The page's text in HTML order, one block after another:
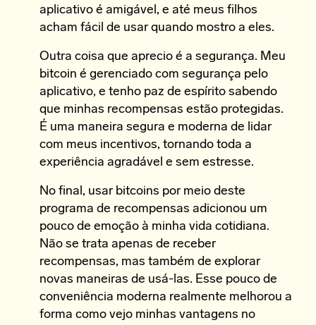
aplicativo é amigável, e até meus filhos
acham fácil de usar quando mostro a eles.
Outra coisa que aprecio é a segurança. Meu
bitcoin é gerenciado com segurança pelo
aplicativo, e tenho paz de espírito sabendo
que minhas recompensas estão protegidas.
É uma maneira segura e moderna de lidar
com meus incentivos, tornando toda a
experiência agradável e sem estresse.
No final, usar bitcoins por meio deste
programa de recompensas adicionou um
pouco de emoção à minha vida cotidiana.
Não se trata apenas de receber
recompensas, mas também de explorar
novas maneiras de usá-las. Esse pouco de
conveniência moderna realmente melhorou a
forma como vejo minhas vantagens no